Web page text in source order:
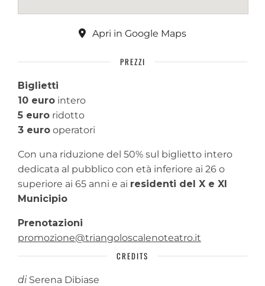
Apri in Google Maps
PREZZI
Biglietti
10 euro intero
5 euro ridotto
3 euro operatori
Con una riduzione del 50% sul biglietto intero
dedicata al pubblico con età inferiore ai 26 o
superiore ai 65 anni e ai residenti del X e XI
Municipio
Prenotazioni
promozione@triangoloscalenoteatro.it
CREDITS
di Serena Dibiase